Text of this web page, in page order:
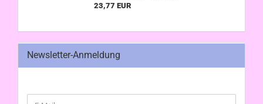
23,77 EUR
Newsletter-Anmeldung